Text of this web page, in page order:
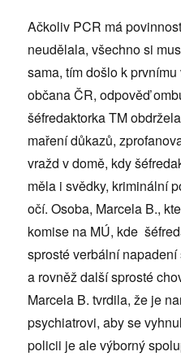
Ačkoliv PCR má
neudělala, všechno si
sama, tím došlo k
občana ČR, odpověď
šéfredaktorka TM
maření důkazů,
vražd v domě, kdy
měla i svědky, kriminální
očí. Osoba, Marcela B.,
komise na MÚ, kde
sprosté verbální
a rovněž další sprosté
Marcela B. tvrdila, že je
psychiatrovi, aby se
policii je ale výborný